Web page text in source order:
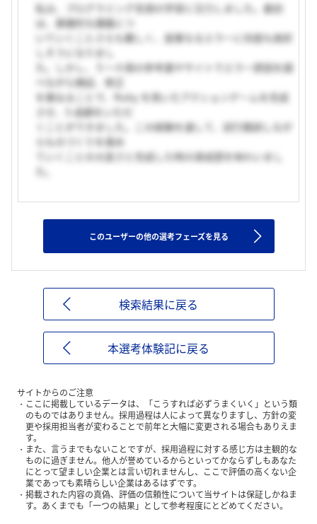
私は、プログラミング言語の学習に注力しました。最初
は、基礎的な講義につ
いていくことさえも難しく、度重なるエラーに何度も挫折
しそうになりまし
た。しかし、５～６冊の参考書やサイトでエラー原因を調
べながら検証、修正
を重ねることで、Ruby を用いたアクションゲームを完成
させ、S 成績をいただ
くことができました。この経験を通して、試行錯誤しなが
らものづくりを進め
ていくことの大変さと完成した時の達成感を味わいまし
このユーザーの他の選考フェーズを見る
検索結果に戻る
本選考体験記に戻る
サイトからのご注意
ここに掲載しているデータは、「こうすれば必ずうまくいく」という類
のものではありません。採用過程は人によって異なりますし、方針の変
更や採用担当者が変わることで前年と大幅に変更される場合もありえま
す。
また、言うまでもないことですが、採用過程に対する感じ方は主観的な
ものに過ぎません。他人が誉めているからといってかならずしもあなた
にとって望ましい企業とは言い切れませんし、ここで評価の高くない企
業であっても素晴らしい企業はあるはずです。
掲載された内容の真偽、評価の信頼性について当サイトは保証しかねま
す。あくまでも「一つの結果」として参考程度にとどめてください。